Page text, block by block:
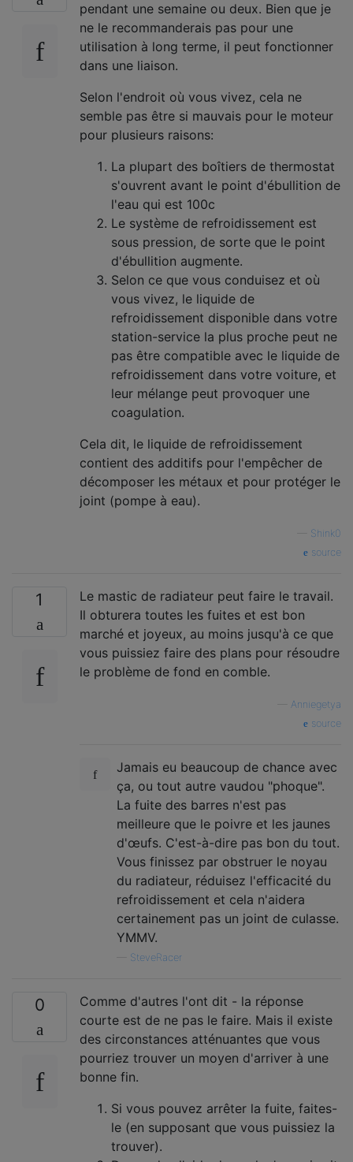
pendant une semaine ou deux. Bien que je
ne le recommanderais pas pour une
utilisation à long terme, il peut fonctionner
dans une liaison.
Selon l'endroit où vous vivez, cela ne
semble pas être si mauvais pour le moteur
pour plusieurs raisons:
La plupart des boîtiers de thermostat
s'ouvrent avant le point d'ébullition de
l'eau qui est 100c
Le système de refroidissement est
sous pression, de sorte que le point
d'ébullition augmente.
Selon ce que vous conduisez et où
vous vivez, le liquide de
refroidissement disponible dans votre
station-service la plus proche peut ne
pas être compatible avec le liquide de
refroidissement dans votre voiture, et
leur mélange peut provoquer une
coagulation.
Cela dit, le liquide de refroidissement
contient des additifs pour l'empêcher de
décomposer les métaux et pour protéger le
joint (pompe à eau).
Shink0
source
1
Le mastic de radiateur peut faire le travail.
Il obturera toutes les fuites et est bon
marché et joyeux, au moins jusqu'à ce que
vous puissiez faire des plans pour résoudre
le problème de fond en comble.
Anniegetya
source
Jamais eu beaucoup de chance avec
ça, ou tout autre vaudou "phoque".
La fuite des barres n'est pas
meilleure que le poivre et les jaunes
d'œufs. C'est-à-dire pas bon du tout.
Vous finissez par obstruer le noyau
du radiateur, réduisez l'efficacité du
refroidissement et cela n'aidera
certainement pas un joint de culasse.
YMMV.
SteveRacer
0
Comme d'autres l'ont dit - la réponse
courte est de ne pas le faire. Mais il existe
des circonstances atténuantes que vous
pourriez trouver un moyen d'arriver à une
bonne fin.
Si vous pouvez arrêter la fuite, faites-
le (en supposant que vous puissiez la
trouver).